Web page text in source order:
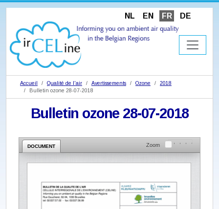
NL EN FR DE
Accueil Qualité de l'air Avertissements Ozone
2018
Bulletin ozone 28-07-2018
Bulletin ozone 28-07-2018
DOCUMENT Zoom